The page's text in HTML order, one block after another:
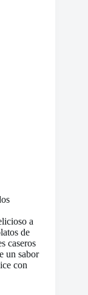
a
de
caseros
un sabor
con